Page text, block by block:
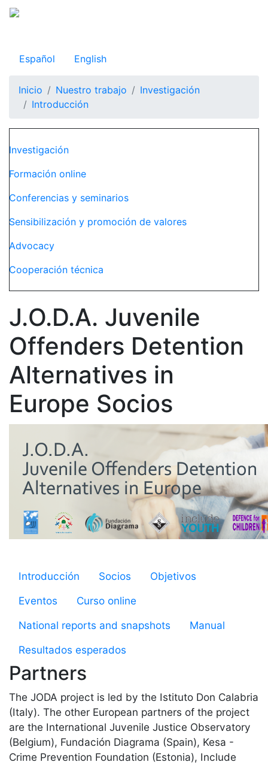
Pasar
Español English
Inicio Nuestro trabajo
Investigación
Introducción
J.O.D.A. Juvenile
Offenders Detention
Alternatives in
Europe Socios
Microsite JODA
Introducción Socios
Objetivos
Eventos
Curso online
National reports and snapshots
Manual
Resultados esperados
Partners
The JODA project is led by the Istituto Don Calabria
(Italy). The other European partners of the project
are the International Juvenile Justice Observatory
(Belgium), Fundación Diagrama (Spain), Kesa -
Crime Prevention Foundation (Estonia), Include
Navegación principal
Investigación
Formación online
Conferencias y seminarios
Sensibilización y promoción de valores
Advocacy
Cooperación técnica